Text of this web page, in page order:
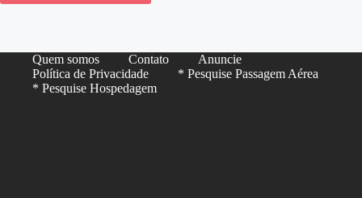
Quem somos Contato
Anuncie
Política de Privacidade
* Pesquise Passagem Aérea
* Pesquise Hospedagem